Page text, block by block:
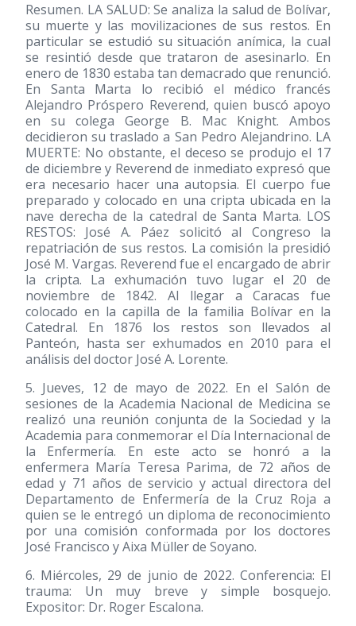
Resumen. LA SALUD: Se analiza la salud de Bolívar,
su muerte y las movilizaciones de sus restos. En
particular se estudió su situación anímica, la cual
se resintió desde que trataron de asesinarlo. En
enero de 1830 estaba tan demacrado que renunció.
En Santa Marta lo recibió el médico francés
Alejandro Próspero Reverend, quien buscó apoyo
en su colega George B. Mac Knight. Ambos
decidieron su traslado a San Pedro Alejandrino. LA
MUERTE: No obstante, el deceso se produjo el 17
de diciembre y Reverend de inmediato expresó que
era necesario hacer una autopsia. El cuerpo fue
preparado y colocado en una cripta ubicada en la
nave derecha de la catedral de Santa Marta. LOS
RESTOS: José A. Páez solicitó al Congreso la
repatriación de sus restos. La comisión la presidió
José M. Vargas. Reverend fue el encargado de abrir
la cripta. La exhumación tuvo lugar el 20 de
noviembre de 1842. Al llegar a Caracas fue
colocado en la capilla de la familia Bolívar en la
Catedral. En 1876 los restos son llevados al
Panteón, hasta ser exhumados en 2010 para el
análisis del doctor José A. Lorente.
5. Jueves, 12 de mayo de 2022. En el Salón de
sesiones de la Academia Nacional de Medicina se
realizó una reunión conjunta de la Sociedad y la
Academia para conmemorar el Día Internacional de
la Enfermería. En este acto se honró a la
enfermera María Teresa Parima, de 72 años de
edad y 71 años de servicio y actual directora del
Departamento de Enfermería de la Cruz Roja a
quien se le entregó un diploma de reconocimiento
por una comisión conformada por los doctores
José Francisco y Aixa Müller de Soyano.
6. Miércoles, 29 de junio de 2022. Conferencia: El
trauma: Un muy breve y simple bosquejo.
Expositor: Dr. Roger Escalona.